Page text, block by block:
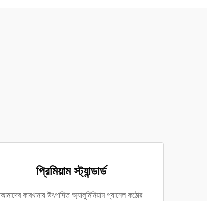
প্রিমিয়াম স্ট্যান্ডার্ড
আমাদের কারখানায় উৎপাদিত অ্যালুমিনিয়াম প্যানেল কঠোর